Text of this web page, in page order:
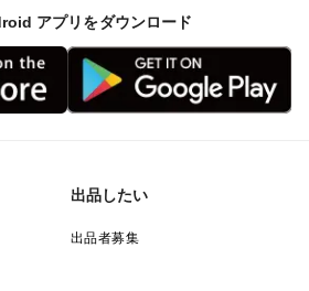
アプリをダウンロード
出品したい
出品者募集